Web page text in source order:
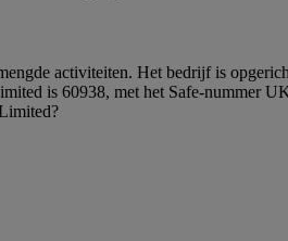
activiteiten. Het bedrijf is
is 60938, met het Safe-nummer